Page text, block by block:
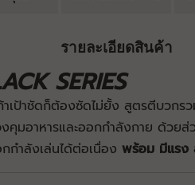
รายละเอียดสินค้า
SERIES
ป้าชัดก็ต้องซัดไม่ยั้ง สูตรตีบวกรว
คุมอาหารและออกกำลังกาย ด้วย
กำลังเล่นได้ต่อเนื่อง พร้อม มีแรง